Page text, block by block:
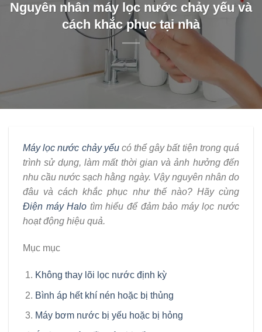
Nguyên nhân máy lọc nước chảy yếu và
cách khắc phục tại nhà
Máy lọc nước chảy yếucó thể gây bất tiện trong quá
trình sử dụng, làm mất thời gian và ảnh hưởng đến
nhu cầu nước sạch hằng ngày. Vậy nguyên nhân do
đâu và cách khắc phục như thế nào? Hãy cùng
Điện máy Halo tìm hiểu để đảm bảo máy lọc nước
hoạt động hiệu quả.
Mục mục
Không thay lõi lọc nước định kỳ
Bình áp hết khí nén hoặc bị thủng
Máy bơm nước bị yếu hoặc bị hỏng